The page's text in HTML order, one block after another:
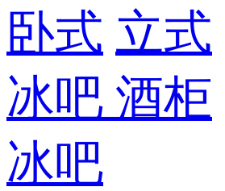
卧式 立式
冰吧 酒柜
冰吧